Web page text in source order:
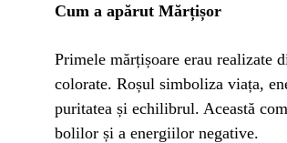
Cum a apărut Mărțișor
Primele mărțișoare erau realizate
colorate. Roșul simboliza viața,
puritatea și echilibrul. Această
bolilor și a energiilor negative.